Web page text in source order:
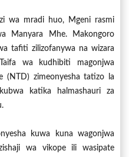
wa mradi huo, Mgeni rasmi
Manyara Mhe. Makongoro
tafiti zilizofanywa na wizara
wa kudhibiti magonjwa
(NTD) zimeonyesha tatizo la
katika halmashauri za
kuwa kuna wagonjwa
wa vikope ili wasipate